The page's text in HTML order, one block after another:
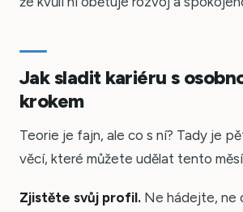
Jak sladit kariéru s
krokem
Teorie je fajn, ale co s ní? Tady je
věcí, které můžete udělat tento
Zjistěte svůj profil. Ne hádejte, ne